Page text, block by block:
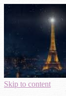
Skip to content